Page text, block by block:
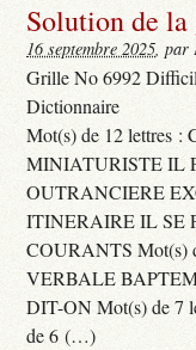
Solution de
16 septembre 2025, par
Grille No 6992
Dictionnaire
Mot(s) de 12 lettres
MINIATURISTE IL
OUTRANCIERE
ITINERAIRE IL SE
COURANTS Mot(s)
VERBALE
DIT-ON Mot(s) de 7
de 6 (…)